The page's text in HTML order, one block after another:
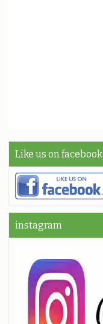
Like us on facebook
instagram